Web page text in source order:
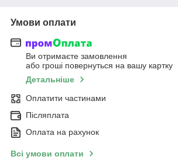
Умови оплати
Ви отримаєте замовлення
або гроші повернуться на вашу картку
Детальніше
Оплатити частинами
Післяплата
Оплата на рахунок
Всі умови оплати